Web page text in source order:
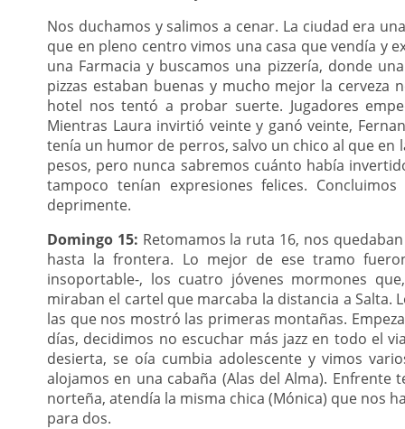
Nos duchamos y salimos a cenar. La ciudad era
que en pleno centro vimos una casa que vendía y
una Farmacia y buscamos una pizzería, donde
pizzas estaban buenas y mucho mejor la cerveza
hotel nos tentó a probar suerte. Jugadores
Mientras Laura invirtió veinte y ganó veinte,
tenía un humor de perros, salvo un chico al que
pesos, pero nunca sabremos cuánto había
tampoco tenían expresiones felices.
deprimente.
Domingo 15: Retomamos la ruta 16, nos
hasta la frontera. Lo mejor de ese tramo
insoportable-, los cuatro jóvenes mormones
miraban el cartel que marcaba la distancia a Salta.
las que nos mostró las primeras montañas.
días, decidimos no escuchar más jazz en todo el
desierta, se oía cumbia adolescente y vimos
alojamos en una cabaña (Alas del Alma).
norteña, atendía la misma chica (Mónica) que nos
para dos.